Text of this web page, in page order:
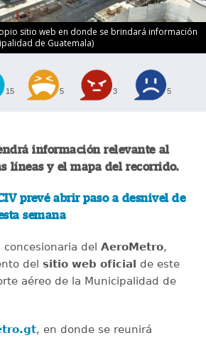
sitio web en donde se brindará información
de Guatemala)
15 5 3 5
información relevante al
líneas y el mapa del recorrido.
prevé abrir paso a desnivel de
semana
concesionaria del AeroMetro,
del sitio web oficial de este
aéreo de la Municipalidad de
, en donde se reunirá